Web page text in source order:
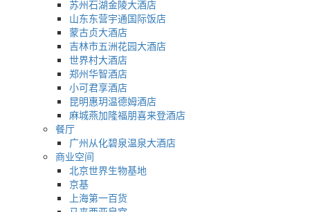
苏州石湖金陵大酒店
山东东营宇通国际饭店
蒙古贞大酒店
吉林市五洲花园大酒店
世界村大酒店
郑州华智酒店
小可君享酒店
昆明惠玥温德姆酒店
麻城燕加隆福朋喜来登酒店
餐厅
广州从化碧泉温泉大酒店
商业空间
北京世界生物基地
京基
上海第一百货